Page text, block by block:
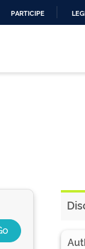
PARTICIPE